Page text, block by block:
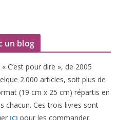
un blog
« C’est pour dire », de 2005
2.000 articles, soit plus de
(19 cm x 25 cm) répar­tis en
cha­cun. Ces trois livres sont
ICI pour les commander.